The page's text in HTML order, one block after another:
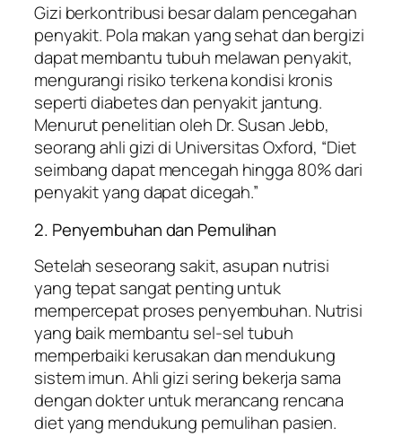
Gizi berkontribusi besar dalam pencegahan
penyakit. Pola makan yang sehat dan bergizi
dapat membantu tubuh melawan penyakit,
mengurangi risiko terkena kondisi kronis
seperti diabetes dan penyakit jantung.
Menurut penelitian oleh Dr. Susan Jebb,
seorang ahli gizi di Universitas Oxford, “Diet
seimbang dapat mencegah hingga 80% dari
penyakit yang dapat dicegah.”
2. Penyembuhan dan Pemulihan
Setelah seseorang sakit, asupan nutrisi
yang tepat sangat penting untuk
mempercepat proses penyembuhan. Nutrisi
yang baik membantu sel-sel tubuh
memperbaiki kerusakan dan mendukung
sistem imun. Ahli gizi sering bekerja sama
dengan dokter untuk merancang rencana
diet yang mendukung pemulihan pasien.